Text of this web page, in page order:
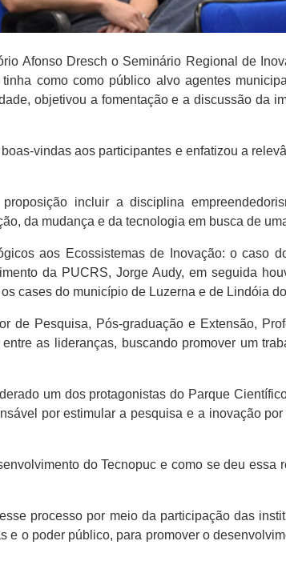
Afonso Dresch o Seminário Regional de
como como público alvo agentes
objetivou a fomentação e a discussão da
vindas aos participantes e enfatizou a
incluir a disciplina
da mudança e da tecnologia em busca de
aos Ecossistemas de Inovação: o caso
da PUCRS, Jorge Audy, em seguida
cases do município de Luzerna e de Lindóia
de Pesquisa, Pós-graduação e Extensão,
as lideranças, buscando promover um
um dos protagonistas do Parque
por estimular a pesquisa e a inovação
do Tecnopuc e como se deu
processo por meio da participação das
e o poder público, para promover o